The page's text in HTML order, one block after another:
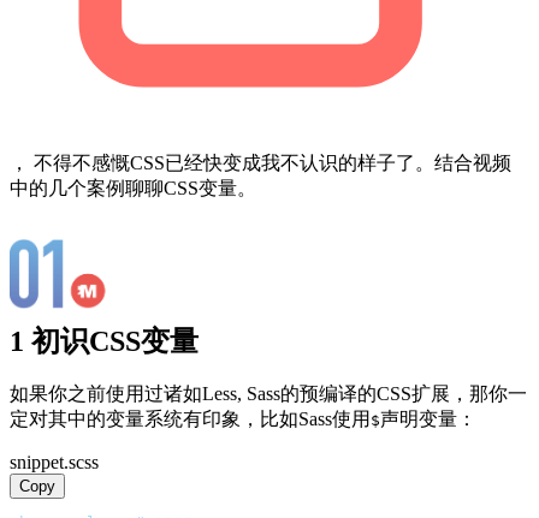
， 不得不感慨CSS已经快变成我不认识的样子了。结合视频
中的几个案例聊聊CSS变量。
1 初识CSS变量
如果你之前使用过诸如Less, Sass的预编译的CSS扩展，那你一
定对其中的变量系统有印象，比如Sass使用 $声明变量：
snippet.scss
Copy